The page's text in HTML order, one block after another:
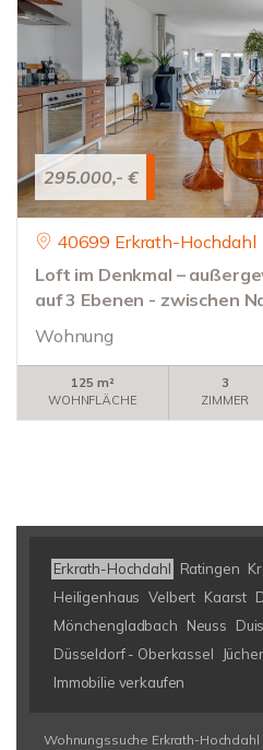
295.000,- €
40699 Erkrath-Hochdahl
Loft im Denkmal –
auf 3 Ebenen - zwischen
Wohnung
125 m²
WOHNFLÄCHE
3
ZIMMER
Erkrath-Hochdahl Ratingen
Heiligenhaus Velbert Kaarst
Mönchengladbach
Neuss
Düsseldorf - Oberkassel
Immobilie verkaufen
Wohnungssuche Erkrath-Hochdahl